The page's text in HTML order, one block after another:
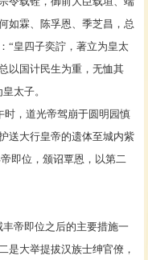
如霖、 陈孚恩、 季芝昌 ，总
“皇四子奕詝，著立为皇太
以国计民生为重，无恤其
太子。
时，道光帝驾崩于圆明园慎
送大行皇帝的遗体至城内紫
即位，颁诏覃恩，以第二
帝即位之后的主要措施一
是大举提拔汉族士绅官僚，